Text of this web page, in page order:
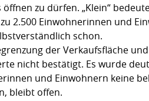
zu dürfen. „Klein“
2.500 Einwohnerinnen und
schon.
der Verkaufsfläche
nicht bestätigt. Es wurde
und Einwohnern keine
bleibt offen.